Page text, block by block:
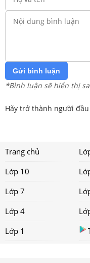
Gửi bình luận
*Bình luận sẽ hiển thị
Hãy trở thành người
Trang chủ
Lớp 10
Lớp 7
Lớp 4
Lớp 1